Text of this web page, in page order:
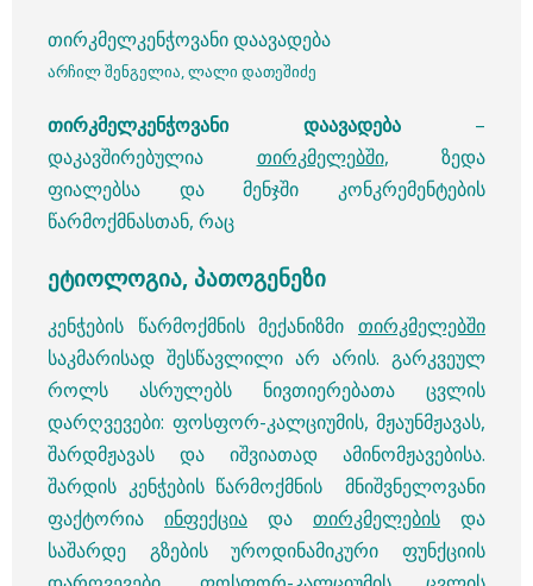
თირკმელკენჭოვანი დაავადება
არჩილ შენგელია, ლალი დათეშიძე
თირკმელკენჭოვანი დაავადება–
დაკავშირებულია თირკმელებში, ზედა
ფიალებსა და მენჯში კონკრემენტების
წარმოქმნასთან, რაც
ეტიოლოგია, პათოგენეზი
კენჭების წარმოქმნის მექანიზმი თირკმელებში
საკმარისად შესწავლილი არ არის. გარკვეულ
როლს ასრულებს ნივთიერებათა ცვლის
დარღვევები: ფოსფორ-კალციუმის, მჟაუნმჟავას,
შარდმჟავას და იშვიათად ამინომჟავებისა.
შარდის კენჭების წარმოქმნის მნიშვნელოვანი
ფაქტორია ინფექცია და თირკმელების და
საშარდე გზების უროდინამიკური ფუნქციის